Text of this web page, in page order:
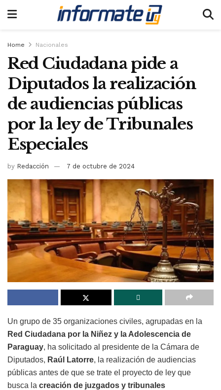
Home Nacionales
Red Ciudadana pide a
Diputados la realización
de audiencias públicas
por la ley de Tribunales
Especiales
by Redacción 7 de octubre de 2024
Un grupo de 35 organizaciones civiles, agrupadas en la
Red Ciudadana por la Niñez y la Adolescencia de
Paraguay, ha solicitado al presidente de la Cámara de
Diputados, Raúl Latorre, la realización de audiencias
públicas antes de que se trate el proyecto de ley que
busca la creación de juzgados y tribunales